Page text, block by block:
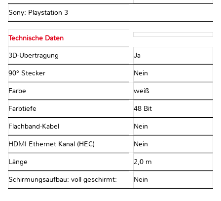
Sony: Playstation 3
Technische Daten
3D-Übertragung Ja
90° Stecker Nein
Farbe weiß
Farbtiefe 48 Bit
Flachband-Kabel Nein
HDMI Ethernet Kanal (HEC) Nein
Länge 2,0 m
Schirmungsaufbau: voll geschirmt: Nein